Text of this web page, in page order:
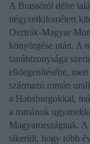
A Brassótól délre
négyzetkilométert
Osztrák-Magyar
könyörgése után. A
tanúbizonysága
elidegenítésébe, mert
származó román
a Habsburgokkal,
a románok
Magyarországnak.
sikerült, hogy több